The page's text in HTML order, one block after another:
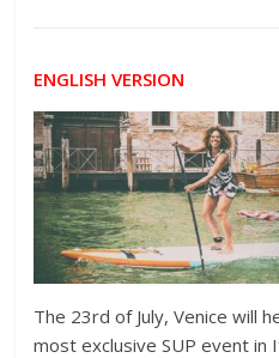
ENGLISH VERSION
The 23rd of July, Venice will
most exclusive SUP event in